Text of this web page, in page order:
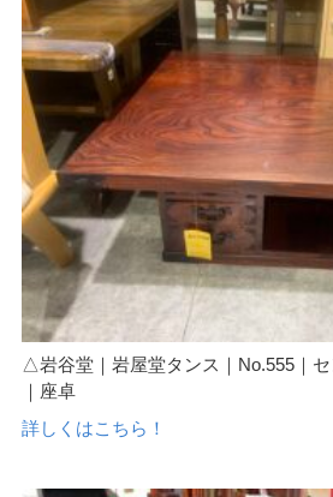
△岩谷堂｜岩屋堂タンス｜No.555｜
｜座卓
詳しくはこちら！